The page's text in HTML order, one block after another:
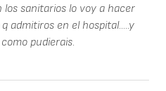
sanitarios lo voy a hacer
admitiros en el hospital.....y
pudierais.